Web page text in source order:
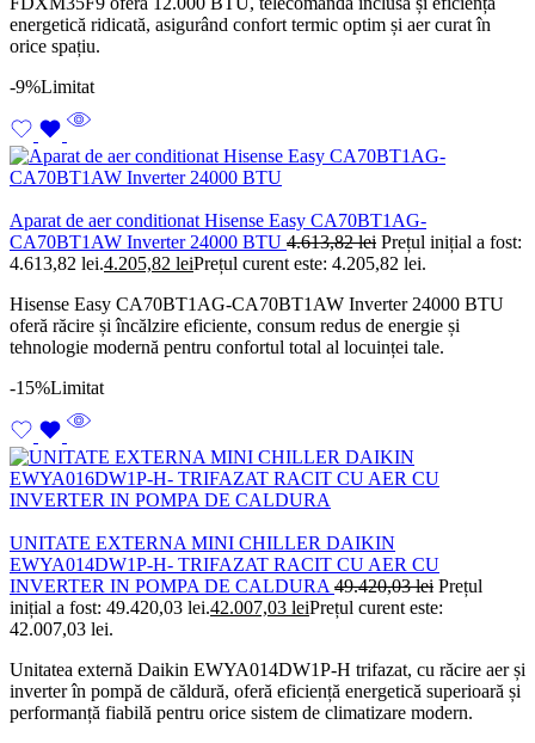
energetică ridicată, asigurând confort termic optim și aer curat în
orice spațiu.
-9%Limitat
Aparat de aer conditionat Hisense Easy CA70BT1AG-
CA70BT1AW Inverter 24000 BTU 4.613,82lei Prețul inițial a fost:
4.613,82 lei.4.205,82 leiPrețul curent este: 4.205,82 lei.
Hisense Easy CA70BT1AG-CA70BT1AW Inverter 24000 BTU
oferă răcire și încălzire eficiente, consum redus de energie și
tehnologie modernă pentru confortul total al locuinței tale.
-15%Limitat
UNITATE EXTERNA MINI CHILLER DAIKIN
EWYA014DW1P-H- TRIFAZAT RACIT CU AER CU
INVERTER IN POMPA DE CALDURA 49.420,03lei Prețul
inițial a fost: 49.420,03 lei.42.007,03 leiPrețul curent este:
42.007,03 lei.
Unitatea externă Daikin EWYA014DW1P-H trifazat, cu răcire aer și
inverter în pompă de căldură, oferă eficiență energetică superioară și
performanță fiabilă pentru orice sistem de climatizare modern.